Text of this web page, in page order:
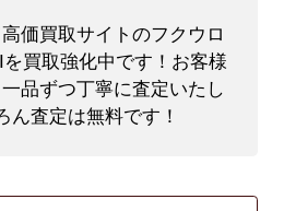
価買取サイトのフクウロ
買取強化中です！ お客様
品ずつ丁寧に査定いたし
ん査定は無料です！